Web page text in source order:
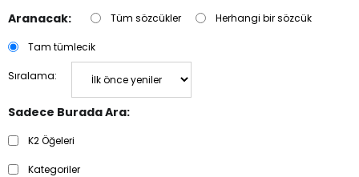
Aranacak: Tüm sözcükler Herhangi bir sözcük
Tam tümlecik
Sıralama:
Sadece Burada Ara:
K2 Öğeleri
Kategoriler